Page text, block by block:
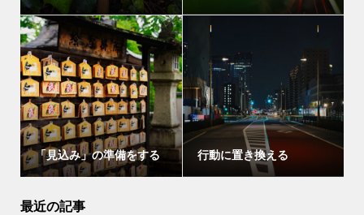
「見込み」の準備をする 行動に置き換える
最近の記事